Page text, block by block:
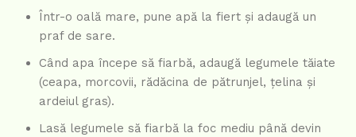
Într-o oală mare, pune apă la fiert și adaugă un
praf de sare.
Când apa începe să fiarbă, adaugă legumele tăiate
(ceapa, morcovii, rădăcina de pătrunjel, țelina și
ardeiul gras).
Lasă legumele să fiarbă la foc mediu până devin